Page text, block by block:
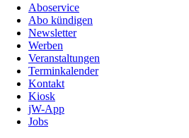
Aboservice
Abo kündigen
Newsletter
Werben
Veranstaltungen
Terminkalender
Kontakt
Kiosk
jW-App
Jobs